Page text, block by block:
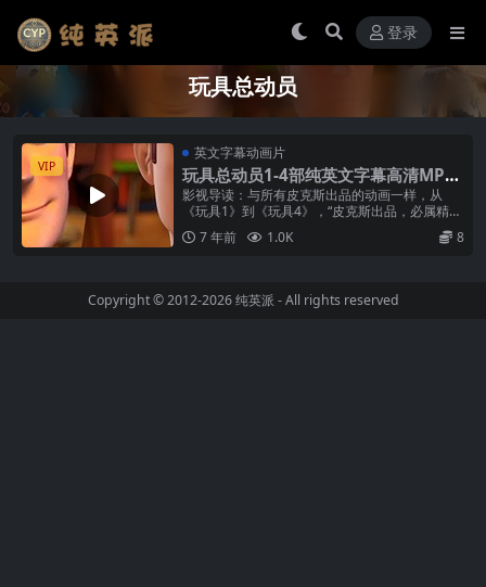
登录
玩具总动员
VIP
英文字幕动画片
玩具总动员1-4部纯英文字幕高清MP4
下载
影视导读：与所有皮克斯出品的动画一样，从
《玩具1》到《玩具4》，“皮克斯出品，必属精
品”的逻辑密码也是显而易见的：不端不装，围绕
核心受众(儿童)“全域展开”，，...
7 年前 1.0K 8
Copyright © 2012-2026纯英派 - All rights reserved